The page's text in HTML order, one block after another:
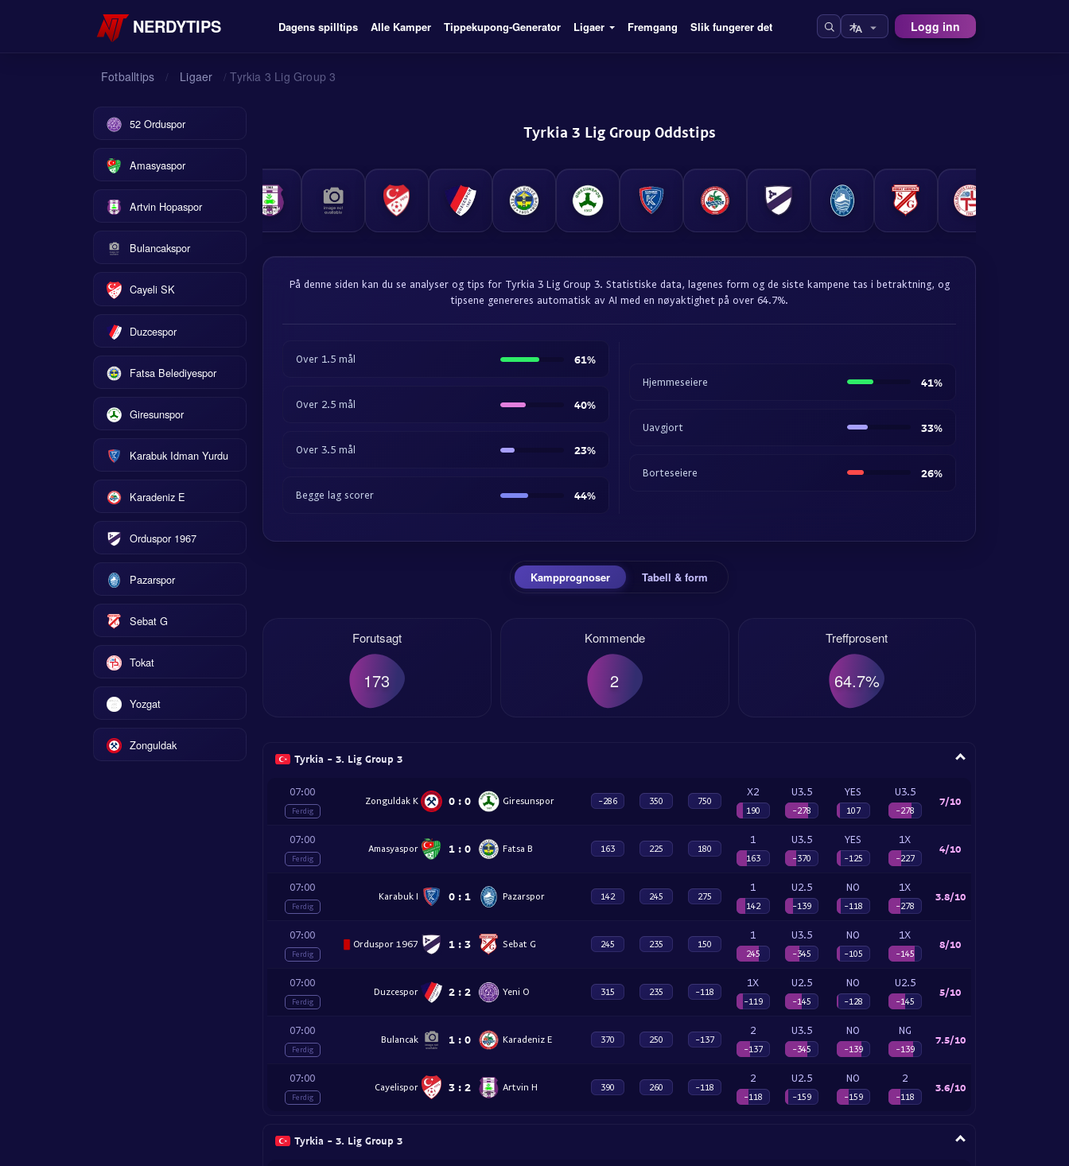
NERDYTIPS Dagens spilltips Alle Kamper Tippekupong-Generator Ligaer Fremgang Slik fungerer det Logg inn
Fotballtips / Ligaer / Tyrkia 3 Lig Group 3
52 Orduspor
Amasyaspor
Artvin Hopaspor
Bulancakspor
Cayeli SK
Duzcespor
Fatsa Belediyespor
Giresunspor
Karabuk Idman Yurdu
Karadeniz E
Orduspor 1967
Pazarspor
Sebat G
Tokat
Yozgat
Zonguldak
Tyrkia 3 Lig Group Oddstips
På denne siden kan du se analyser og tips for Tyrkia 3 Lig Group 3. Statistiske data, lagenes form og de siste kampene tas i betraktning, og
tipsene genereres automatisk av AI med en nøyaktighet på over 64.7%.
Over 1.5 mål 61%
Over 2.5 mål 40%
Over 3.5 mål 23%
Begge lag scorer 44%
Hjemmeseiere 41%
Uavgjort 33%
Borteseiere 26%
Kampprognoser Tabell & form
Forutsagt
173
Kommende
2
Treffprosent
64.7%
Tyrkia - 3. Lig Group 3
07:00
Ferdig
Zonguldak K 0 : 0 Giresunspor -286 350 750
X2
190
U3.5
-278
YES
107
U3.5
-278
7/10
07:00
Ferdig
Amasyaspor 1 : 0 Fatsa B 163 225 180
1
163
U3.5
-370
YES
-125
1X
-227
4/10
07:00
Ferdig
Karabuk I 0 : 1 Pazarspor 142 245 275
1
142
U2.5
-139
NO
-118
1X
-278
3.8/10
07:00
Ferdig
Orduspor 1967 1 : 3 Sebat G 245 235 150
1
245
U3.5
-345
NO
-105
1X
-145
8/10
07:00
Ferdig
Duzcespor 2 : 2 Yeni O 315 235 -118
1X
-119
U2.5
-145
NO
-128
U2.5
-145
5/10
07:00
Ferdig
Bulancak 1 : 0 Karadeniz E 370 250 -137
2
-137
U3.5
-345
NO
-139
NG
-139
7.5/10
07:00
Ferdig
Cayelispor 3 : 2 Artvin H 390 260 -118
2
-118
U2.5
-159
NO
-159
2
-118
3.6/10
Tyrkia - 3. Lig Group 3